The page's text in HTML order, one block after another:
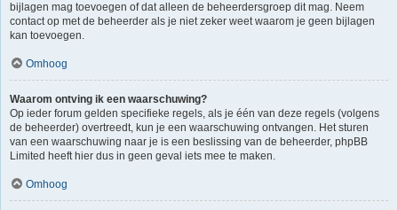
bijlagen mag toevoegen of dat alleen de beheerdersgroep dit mag. Neem
contact op met de beheerder als je niet zeker weet waarom je geen bijlagen
kan toevoegen.
Omhoog
Waarom ontving ik een waarschuwing?
Op ieder forum gelden specifieke regels, als je één van deze regels (volgens
de beheerder) overtreedt, kun je een waarschuwing ontvangen. Het sturen
van een waarschuwing naar je is een beslissing van de beheerder, phpBB
Limited heeft hier dus in geen geval iets mee te maken.
Omhoog